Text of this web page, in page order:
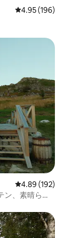
レビュー196
4.95 (196)
レビュー192
4.89 (192)
、素晴らし